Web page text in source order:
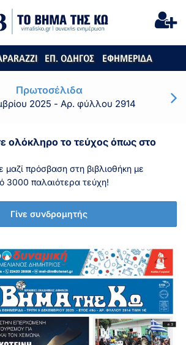
ΕΠ. ΟΔΗΓΟΣ ΕΦΗΜΕΡΙΔΑ
Πρωτοσέλιδα
2025 - Αρ. φύλλου 2914
ολόκληρο το τεύχος όπως στο
μαζί πρόσβαση στη βιβλιοθήκη με
3000 παλαιότερα τεύχη!
Γίνε συνδρομητής